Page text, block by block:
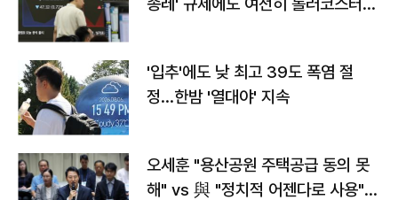
'입추'에도 낮 최고 39도 폭염 절
정…한밤 '열대야' 지속
오세훈 "용산공원 주택공급 동의 못
해" vs 與 "정치적 어젠다로 사용"